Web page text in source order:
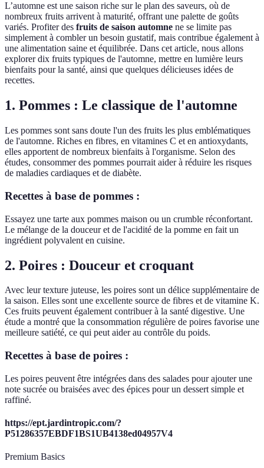
L’automne est une saison riche sur le plan des saveurs, où de
nombreux fruits arrivent à maturité, offrant une palette de goûts
variés. Profiter des fruits de saison automne ne se limite pas
simplement à combler un besoin gustatif, mais contribue également à
une alimentation saine et équilibrée. Dans cet article, nous allons
explorer dix fruits typiques de l'automne, mettre en lumière leurs
bienfaits pour la santé, ainsi que quelques délicieuses idées de
recettes.
1. Pommes : Le classique de l'automne
Les pommes sont sans doute l'un des fruits les plus emblématiques
de l'automne. Riches en fibres, en vitamines C et en antioxydants,
elles apportent de nombreux bienfaits à l'organisme. Selon des
études, consommer des pommes pourrait aider à réduire les risques
de maladies cardiaques et de diabète.
Recettes à base de pommes :
Essayez une tarte aux pommes maison ou un crumble réconfortant.
Le mélange de la douceur et de l'acidité de la pomme en fait un
ingrédient polyvalent en cuisine.
2. Poires : Douceur et croquant
Avec leur texture juteuse, les poires sont un délice supplémentaire de
la saison. Elles sont une excellente source de fibres et de vitamine K.
Ces fruits peuvent également contribuer à la santé digestive. Une
étude a montré que la consommation régulière de poires favorise une
meilleure satiété, ce qui peut aider au contrôle du poids.
Recettes à base de poires :
Les poires peuvent être intégrées dans des salades pour ajouter une
note sucrée ou braisées avec des épices pour un dessert simple et
raffiné.
https://ept.jardintropic.com/?
P51286357EBDF1BS1UB4138ed04957V4
Premium Basics